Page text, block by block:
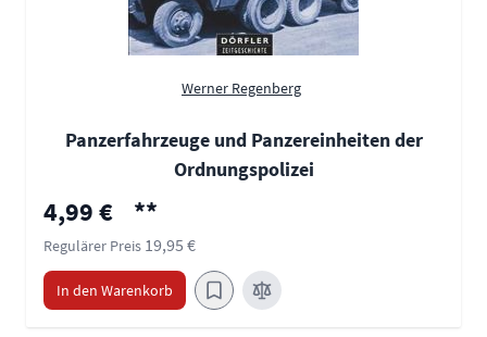
Werner Regenberg
Panzerfahrzeuge und Panzereinheiten der
Ordnungspolizei
Sonderpreis
4,99 € **
Regulärer Preis 19,95 €
In den Warenkorb